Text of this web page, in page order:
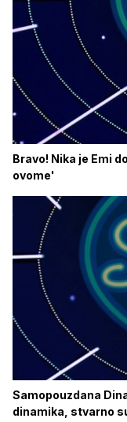
Bravo! Nika je Emi
ovome'
Samopouzdana
dinamika, stvarno